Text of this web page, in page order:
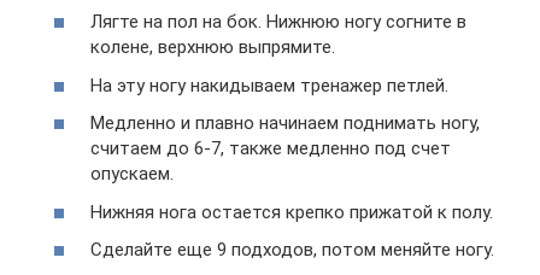
Лягте на пол на бок. Нижнюю ногу согните в
колене, верхнюю выпрямите.
На эту ногу накидываем тренажер петлей.
Медленно и плавно начинаем поднимать ногу,
считаем до 6-7, также медленно под счет
опускаем.
Нижняя нога остается крепко прижатой к полу.
Сделайте еще 9 подходов, потом меняйте ногу.